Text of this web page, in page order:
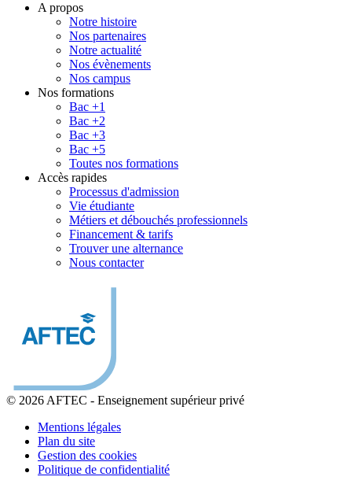
A propos
Notre histoire
Nos partenaires
Notre actualité
Nos évènements
Nos campus
Nos formations
Bac +1
Bac +2
Bac +3
Bac +5
Toutes nos formations
Accès rapides
Processus d'admission
Vie étudiante
Métiers et débouchés professionnels
Financement & tarifs
Trouver une alternance
Nous contacter
© 2026 AFTEC - Enseignement supérieur privé
Mentions légales
Plan du site
Gestion des cookies
Politique de confidentialité